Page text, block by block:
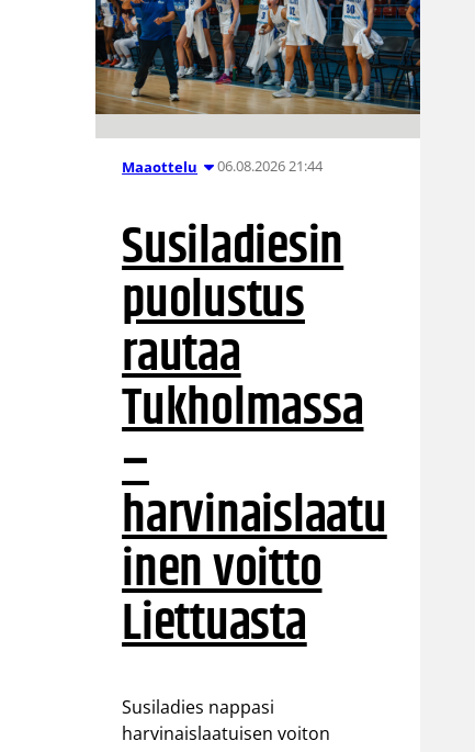
Maaottelu 06.08.2026 21:44
Susiladiesin
puolustus
rautaa
Tukholmassa
–
harvinaislaatu
inen voitto
Liettuasta
Susiladies nappasi
harvinaislaatuisen voiton